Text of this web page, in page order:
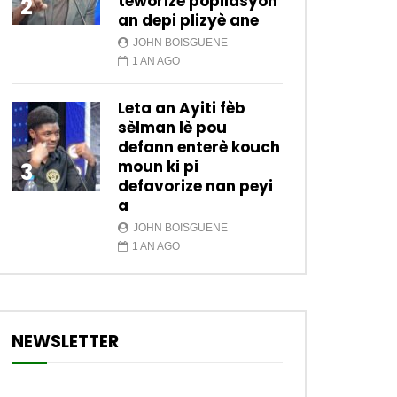
2
an depi plizyè ane
JOHN BOISGUENE
1 AN AGO
3
Leta an Ayiti fèb
sèlman lè pou
defann enterè kouch
moun ki pi
defavorize nan peyi
a
JOHN BOISGUENE
1 AN AGO
NEWSLETTER